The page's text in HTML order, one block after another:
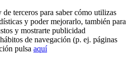
terceros para saber cómo utilizas
y poder mejorarlo, también para
y mostrarte publicidad
de navegación (p. ej. páginas
pulsa aquí